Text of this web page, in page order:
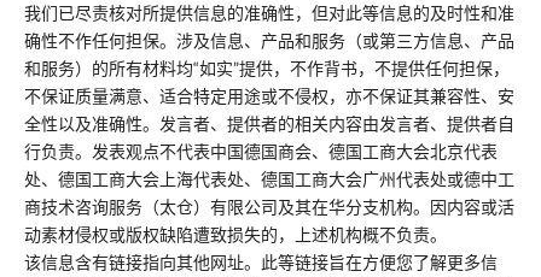
我们已尽责核对所提供信息的准确性，但对此等信息的及时性和准
确性不作任何担保。涉及信息、产品和服务（或第三方信息、产品
和服务）的所有材料均“如实”提供，不作背书，不提供任何担保，
不保证质量满意、适合特定用途或不侵权，亦不保证其兼容性、安
全性以及准确性。发言者、提供者的相关内容由发言者、提供者自
行负责。发表观点不代表中国德国商会、德国工商大会北京代表
处、德国工商大会上海代表处、德国工商大会广州代表处或德中工
商技术咨询服务（太仓）有限公司及其在华分支机构。因内容或活
动素材侵权或版权缺陷遭致损失的，上述机构概不负责。
该信息含有链接指向其他网址。此等链接旨在方便您了解更多信